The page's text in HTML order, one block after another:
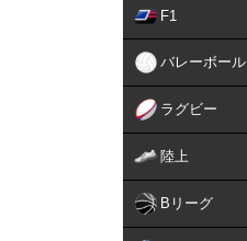
F1
バレーボール
ラグビー
陸上
Bリーグ